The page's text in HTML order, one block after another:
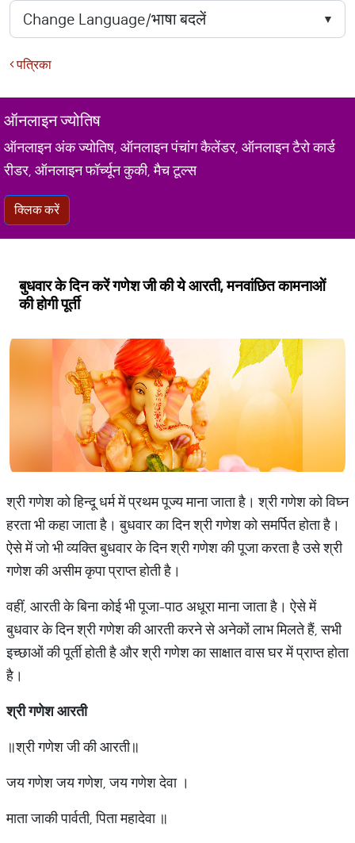
पत्रिका
ऑनलाइन ज्योतिष
ऑनलाइन अंक ज्योतिष, ऑनलाइन पंचांग कैलेंडर, ऑनलाइन टैरो कार्ड
रीडर, ऑनलाइन फॉर्च्यून कुकी, मैच टूल्स
क्लिक करें
बुधवार के दिन करें गणेश जी की ये आरती, मनवांछित कामनाओं
की होगी पूर्ती
श्री गणेश को हिन्दू धर्म में प्रथम पूज्य माना जाता है। श्री गणेश को विघ्न
हरता भी कहा जाता है। बुधवार का दिन श्री गणेश को समर्पित होता है।
ऐसे में जो भी व्यक्ति बुधवार के दिन श्री गणेश की पूजा करता है उसे श्री
गणेश की असीम कृपा प्राप्त होती है।
वहीं, आरती के बिना कोई भी पूजा-पाठ अधूरा माना जाता है। ऐसे में
बुधवार के दिन श्री गणेश की आरती करने से अनेकों लाभ मिलते हैं, सभी
इच्छाओं की पूर्ती होती है और श्री गणेश का साक्षात वास घर में प्राप्त होता
है।
श्री गणेश आरती
॥श्री गणेश जी की आरती॥
जय गणेश जय गणेश, जय गणेश देवा ।
माता जाकी पार्वती, पिता महादेवा ॥